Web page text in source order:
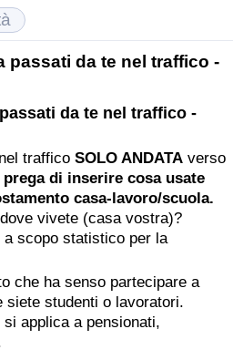
passati da te nel traffico -
da te nel traffico -
traffico SOLO ANDATA verso
prega di inserire cosa usate
casa-lavoro/scuola.
vivete (casa vostra)?
scopo statistico per la
che ha senso partecipare a
siete studenti o lavoratori.
applica a pensionati,
(corrente)
per Nazione
(Corrente)
per Nazione
Vita
Vita (Corrente)
vita per Paese
(Corrente)